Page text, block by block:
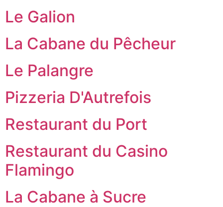
Le Galion
La Cabane du Pêcheur
Le Palangre
Pizzeria D'Autrefois
Restaurant du Port
Restaurant du Casino
Flamingo
La Cabane à Sucre